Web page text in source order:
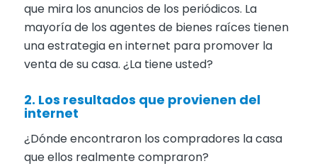
que mira los anuncios de los periódicos. La
mayoría de los agentes de bienes raíces tienen
una estrategia en internet para promover la
venta de su casa. ¿La tiene usted?
2. Los resultados que provienen del
internet
¿Dónde encontraron los compradores la casa
que ellos realmente compraron?